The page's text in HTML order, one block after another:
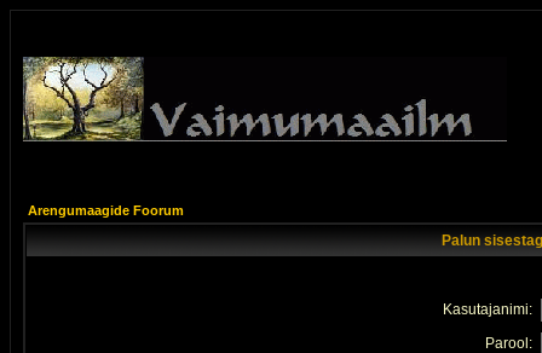
Arengumaagide Foorum
Palun
Kasutajanimi:
Parool: